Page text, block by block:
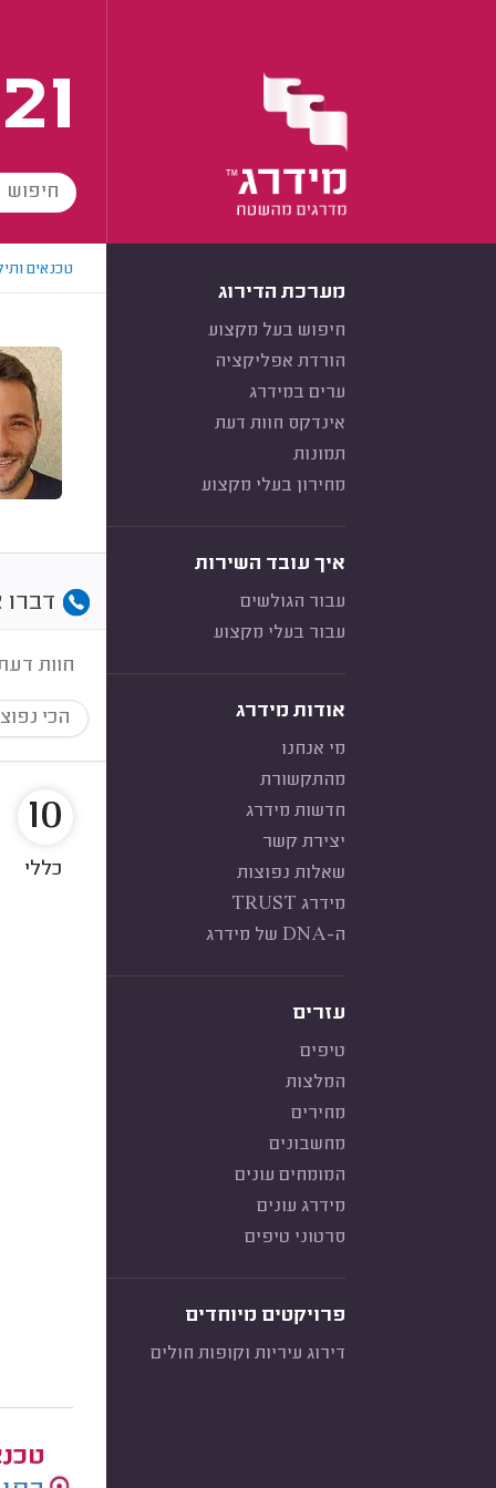
מערכת הדירוג
חיפוש בעל מקצוע
הורדת אפליקציה
ערים במידרג
אינדקס חוות דעת
תמונות
מחירון בעלי מקצוע
איך עובד השירות
עבור הגולשים
עבור בעלי מקצוע
אודות מידרג
מי אנחנו
מהתקשורת
חדשות מידרג
יצירת קשר
שאלות נפוצות
מידרג TRUST
ה-DNA של מידרג
עזרים
טיפים
המלצות
מחירים
מחשבונים
המומחים עונים
מידרג עונים
סרטוני טיפים
פרויקטים מיוחדים
דירוג עיריות וקופות חולים
טכנאים
דברו
חוות
הכי
10
כללי